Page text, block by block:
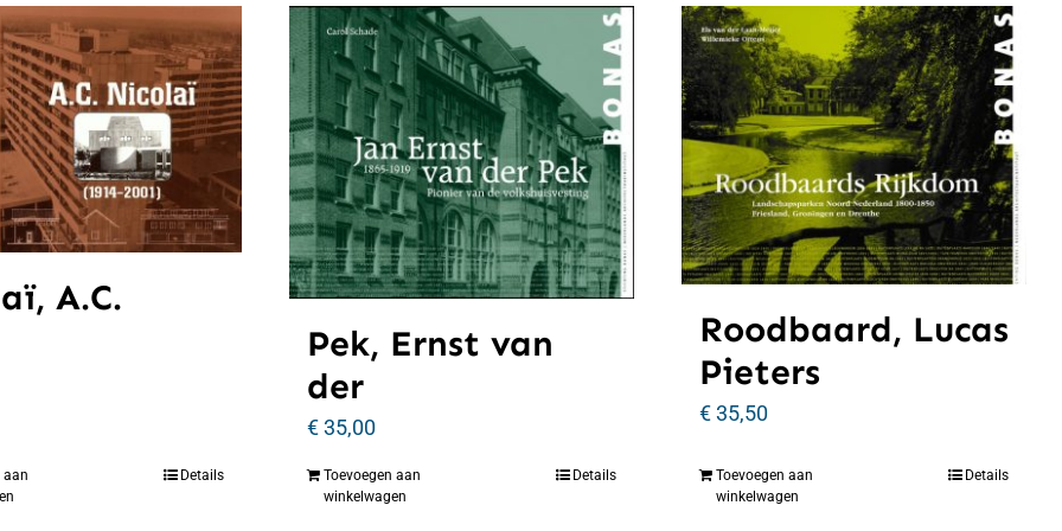
A.C.
aan
Details
Pek, Ernst van
der
€35,00
Toevoegen aan
winkelwagen
Details
Roodbaard, Lucas
Pieters
€35,50
Toevoegen aan
winkelwagen
Details